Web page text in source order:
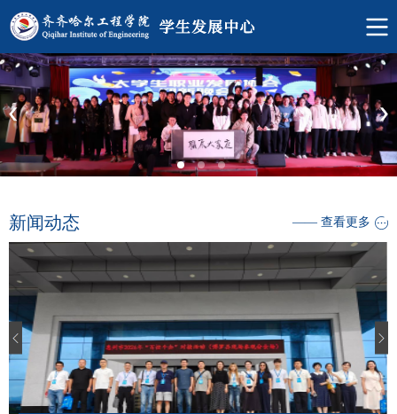
新闻动态 —— 查看更多